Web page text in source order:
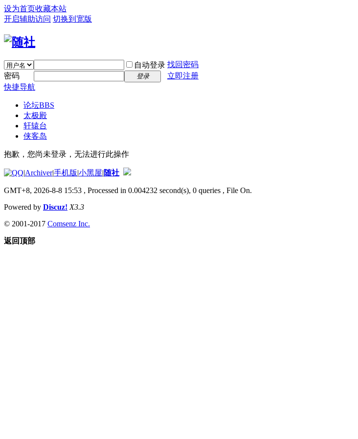
设为首页收藏本站
开启辅助访问 切换到宽版
自动登录 找回密码
密码
登录
立即注册
快捷导航
论坛BBS
太极殿
轩辕台
侠客岛
抱歉，您尚未登录，无法进行此操作
|Archiver|手机版|小黑屋|随社
GMT+8, 2026-8-8 15:53 , Processed in 0.004232 second(s), 0 queries , File On.
Powered by Discuz! X3.3
© 2001-2017 Comsenz Inc.
返回顶部